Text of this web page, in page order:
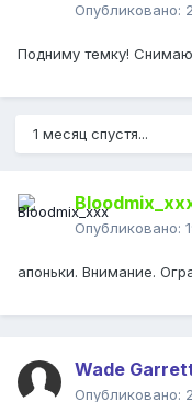
Опубликовано:
Подниму темку!
1 месяц спустя...
Опубликовано:
апоньки. Внимание.
Wade
Опубликовано: